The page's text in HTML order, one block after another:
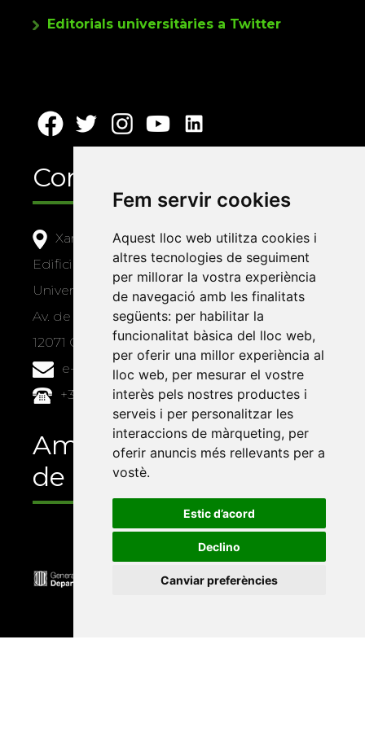
Fem servir cookies
Aquest lloc web utilitza cookies i
altres tecnologies de seguiment
per millorar la vostra experiència
de navegació amb les finalitats
següents: per habilitar la
funcionalitat bàsica del lloc web,
per oferir una millor experiència al
lloc web, per mesurar el vostre
interès pels nostres productes i
serveis i per personalitzar les
interaccions de màrqueting, per
oferir anuncis més rellevants per a
vostè.
Estic d’acord
Declino
Canviar preferències
Editorials universitàries a Twitter
Contacte
Xarxa Vives d'Universitats
Edifici Àgora
Universitat Jaume I, local 10
Av. de Vicent Sos Baynat, s/n
12071 Castelló de la Plana
e-buc@vives.org
+34 964 72 89 93
Amb el suport
de